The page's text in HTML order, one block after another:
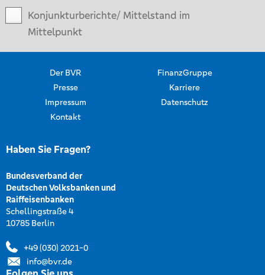
Konjunkturberichte/ Mittelstand im
Mittelpunkt
Der BVR
FinanzGruppe
Presse
Karriere
Impressum
Datenschutz
Kontakt
Haben Sie Fragen?
Bundesverband der
Deutschen Volksbanken und
Raiffeisenbanken
Schellingstraße 4
10785 Berlin
+49 (030) 2021-0
info@bvr.de